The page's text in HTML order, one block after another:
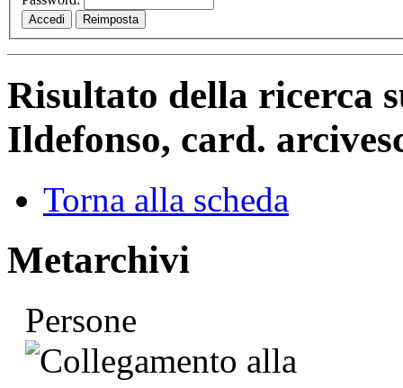
Risultato della ricerca
Ildefonso, card.
Torna alla scheda
Metarchivi
Persone